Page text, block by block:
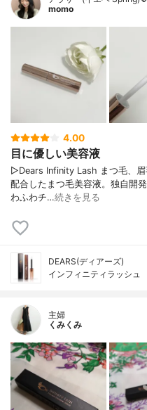
momo
4.00
目に優しい美容液
▷Dears Infinity Lash まつ毛、
配合したまつ毛美容液。独自開
わふわチ…続きを見る
DEARS(ディアーズ)
インフィニティラッシュ
主婦
くみくみ